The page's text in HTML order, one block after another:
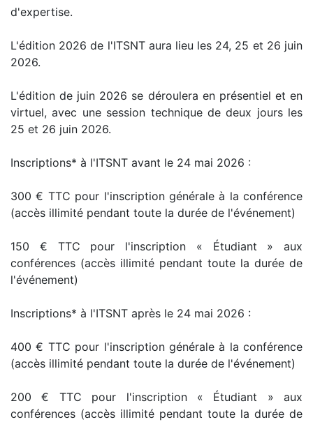
d'expertise.
L'édition 2026 de l'ITSNT aura lieu les 24, 25 et 26 juin
2026.
L'édition de juin 2026 se déroulera en présentiel et en
virtuel, avec une session technique de deux jours les
25 et 26 juin 2026.
Inscriptions* à l'ITSNT avant le 24 mai 2026 :
300 € TTC pour l'inscription générale à la conférence
(accès illimité pendant toute la durée de l'événement)
150 € TTC pour l'inscription « Étudiant » aux
conférences (accès illimité pendant toute la durée de
l'événement)
Inscriptions* à l'ITSNT après le 24 mai 2026 :
400 € TTC pour l'inscription générale à la conférence
(accès illimité pendant toute la durée de l'événement)
200 € TTC pour l'inscription « Étudiant » aux
conférences (accès illimité pendant toute la durée de